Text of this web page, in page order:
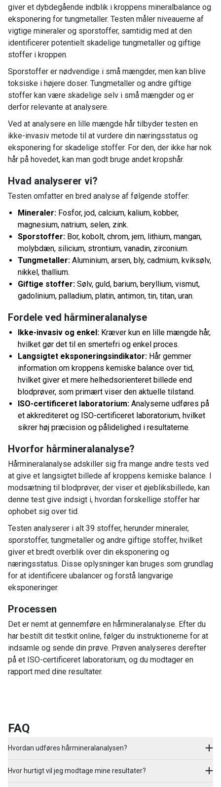
giver et dybdegående indblik i kroppens mineralbalance og
eksponering for tungmetaller. Testen måler niveauerne af
vigtige mineraler og sporstoffer, samtidig med at den
identificerer potentielt skadelige tungmetaller og giftige
stoffer i kroppen.
Sporstoffer er nødvendige i små mængder, men kan blive
toksiske i højere doser. Tungmetaller og andre giftige
stoffer kan være skadelige selv i små mængder og er
derfor relevante at analysere.
Ved at analysere en lille mængde hår tilbyder testen en
ikke-invasiv metode til at vurdere din næringsstatus og
eksponering for skadelige stoffer. For den, der ikke har nok
hår på hovedet, kan man godt bruge andet kropshår.
Hvad analyserer vi?
Testen omfatter en bred analyse af følgende stoffer:
Mineraler: Fosfor, jod, calcium, kalium, kobber,
magnesium, natrium, selen, zink.
Sporstoffer: Bor, kobolt, chrom, jern, lithium, mangan,
molybdæn, silicium, strontium, vanadin, zirconium.
Tungmetaller: Aluminium, arsen, bly, cadmium, kviksølv,
nikkel, thallium.
Giftige stoffer: Sølv, guld, barium, beryllium, vismut,
gadolinium, palladium, platin, antimon, tin, titan, uran.
Fordele ved hårmineralanalyse
Ikke-invasiv og enkel: Kræver kun en lille mængde hår,
hvilket gør det til en smertefri og enkel proces.
Langsigtet eksponeringsindikator: Hår gemmer
information om kroppens kemiske balance over tid,
hvilket giver et mere helhedsorienteret billede end
blodprøver, som primært viser den aktuelle tilstand.
ISO-certificeret laboratorium: Analyserne udføres på
et akkrediteret og ISO-certificeret laboratorium, hvilket
sikrer høj præcision og pålidelighed i resultaterne.
Hvorfor hårmineralanalyse?
Hårmineralanalyse adskiller sig fra mange andre tests ved
at give et langsigtet billede af kroppens kemiske balance. I
modsætning til blodprøver, der viser et øjebliksbillede, kan
denne test give indsigt i, hvordan forskellige stoffer har
ophobet sig over tid.
Testen analyserer i alt 39 stoffer, herunder mineraler,
sporstoffer, tungmetaller og andre giftige stoffer, hvilket
giver et bredt overblik over din eksponering og
næringsstatus. Disse oplysninger kan bruges som grundlag
for at identificere ubalancer og forstå langvarige
eksponeringer.
Processen
Det er nemt at gennemføre en hårmineralanalyse. Efter du
har bestilt dit testkit online, følger du instruktionerne for at
indsamle og sende din prøve. Prøven analyseres derefter
på et ISO-certificeret laboratorium, og du modtager en
rapport med dine resultater.
FAQ
Hvordan udføres hårmineralanalysen?
Hvor hurtigt vil jeg modtage mine resultater?